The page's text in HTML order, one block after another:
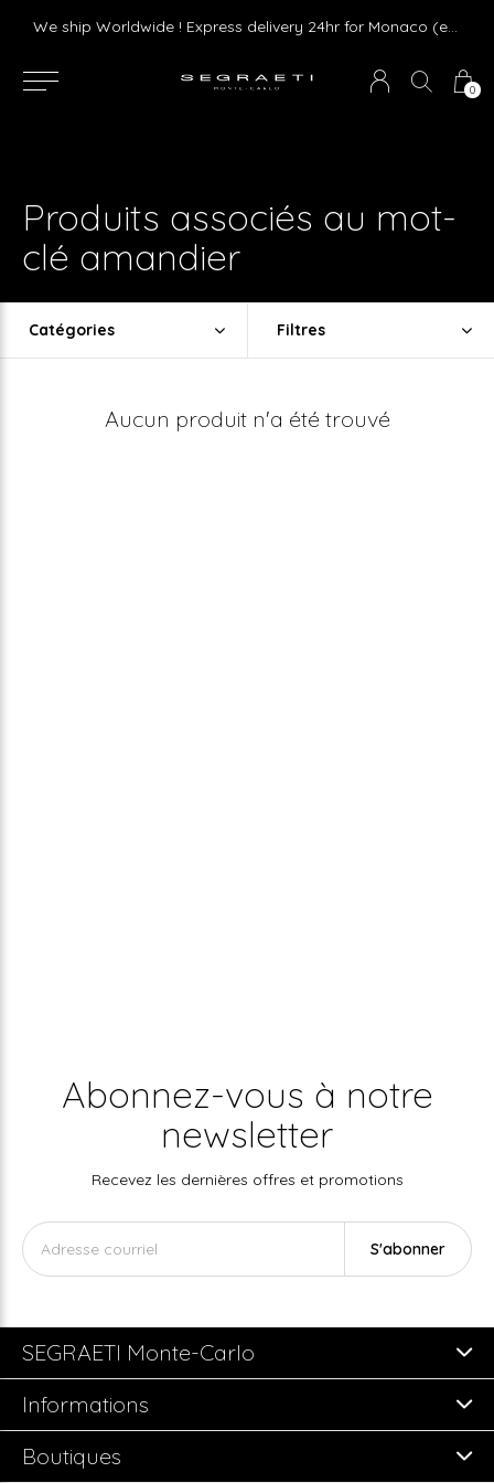
0
We ship Worldwide ! Express delivery 24hr for Monaco (excluding furniture)
Produits associés au mot-
clé amandier
Catégories Filtres
Aucun produit n'a été trouvé
Abonnez-vous à notre
newsletter
Recevez les dernières offres et promotions
S'abonner
SEGRAETI Monte-Carlo
Informations
Boutiques